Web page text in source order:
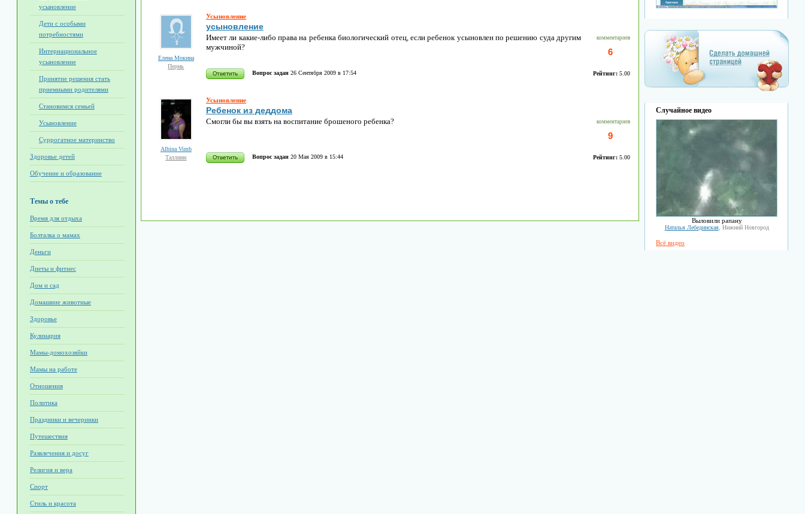
усыновление
Дети с особыми
потребностями
Интернациональное
усыновление
Принятие решения стать
приемными родителями
Становимся семьей
Усыновление
Cуррогатное материнство
Здоровье детей
Обучение и образование
Темы о тебе
Время для отдыха
Болталка о мамах
Деньги
Диеты и фитнес
Дом и сад
Домашние животные
Здоровье
Кулинария
Мамы-домохозяйки
Мамы на работе
Отношения
Политика
Праздники и вечеринки
Путешествия
Развлечения и досуг
Религия и вера
Спорт
Стиль и красота
Елена Мокина
Пермь
Усыновление
усыновление
Имеет ли какие-либо права на ребенка биологический отец, если ребенок усыновлен по решению суда другим
мужчиной?
комментариев
6
Вопрос задан26 Сентября 2009 в 17:54 Рейтинг:5.00
Albina Vimb
Таллинн
Усыновление
Ребенок из деддома
Смогли бы вы взять на воспитание брошеного ребенка? комментариев
9
Вопрос задан20 Мая 2009 в 15:44 Рейтинг:5.00
Случайное видео
Выловили рапану
Наталья Лебединская, Нижний Новгород
Всё видео